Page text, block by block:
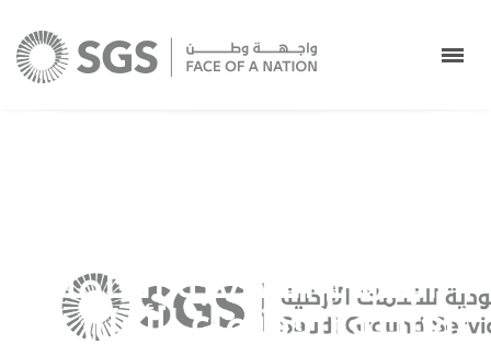
اجتماع الجمعية العامة
العادية (الاجتماع الأول) عبر